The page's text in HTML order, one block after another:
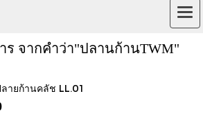
ร จากคำว่า"ปลานก้านTWM"
ายก้านคลัช LL.01